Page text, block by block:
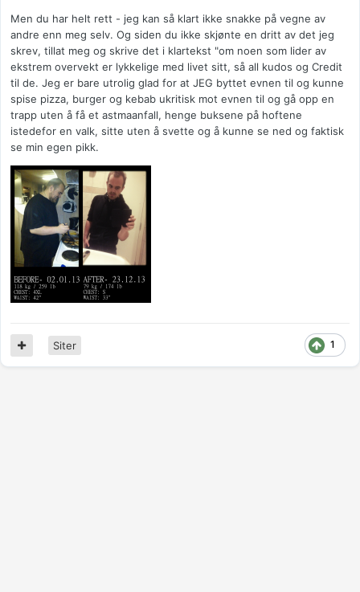
Men du har helt rett - jeg kan så klart ikke snakke på vegne av
andre enn meg selv. Og siden du ikke skjønte en dritt av det jeg
skrev, tillat meg og skrive det i klartekst "om noen som lider av
ekstrem overvekt er lykkelige med livet sitt, så all kudos og Credit
til de. Jeg er bare utrolig glad for at JEG byttet evnen til og kunne
spise pizza, burger og kebab ukritisk mot evnen til og gå opp en
trapp uten å få et astmaanfall, henge buksene på hoftene
istedefor en valk, sitte uten å svette og å kunne se ned og faktisk
se min egen pikk.
1
Siter